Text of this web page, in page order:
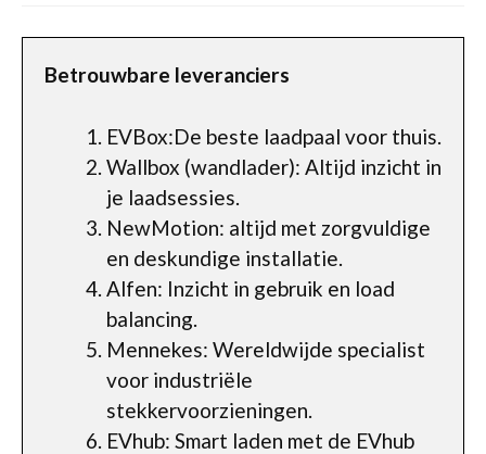
Betrouwbare leveranciers
EVBox:De beste laadpaal voor thuis.
Wallbox (wandlader): Altijd inzicht in
je laadsessies.
NewMotion: altijd met zorgvuldige
en deskundige installatie.
Alfen: Inzicht in gebruik en load
balancing.
Mennekes: Wereldwijde specialist
voor industriële
stekkervoorzieningen.
EVhub: Smart laden met de EVhub